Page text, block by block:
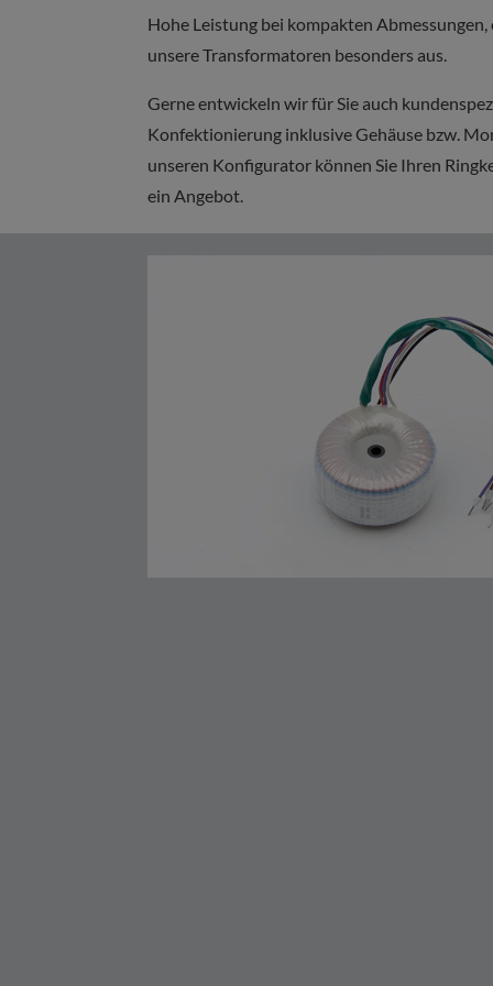
Hohe Leistung bei kompakten
unsere Transformatoren besonders aus.
Gerne entwickeln wir für Sie auch
Konfektionierung inklusive Gehäuse bzw.
unseren Konfigurator können Sie Ihren
ein Angebot.